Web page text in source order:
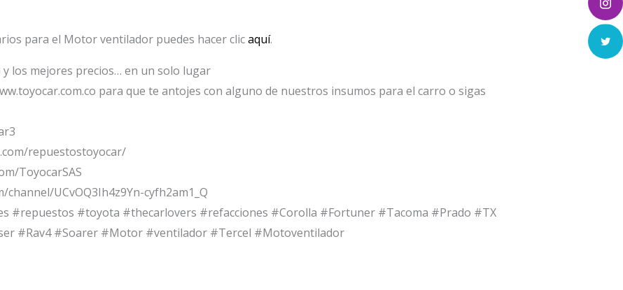
para el Motor ventilador puedes hacer clicaquí.
los mejores precios… en un solo lugar
para que te antojes con alguno de nuestros insumos para el carro o sigas
repuestostoyocar/
ToyocarSAS
UCvOQ3Ih4z9Yn-cyfh2am1_Q
#repuestos #toyota #thecarlovers #refacciones #Corolla #Fortuner #Tacoma #Prado #TX
#Rav4 #Soarer #Motor #ventilador #Tercel #Motoventilador